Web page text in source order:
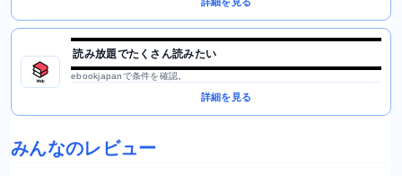
読み放題でたくさん読みたい
ebookjapanで条件を確認。
詳細を見る
みんなのレビュー